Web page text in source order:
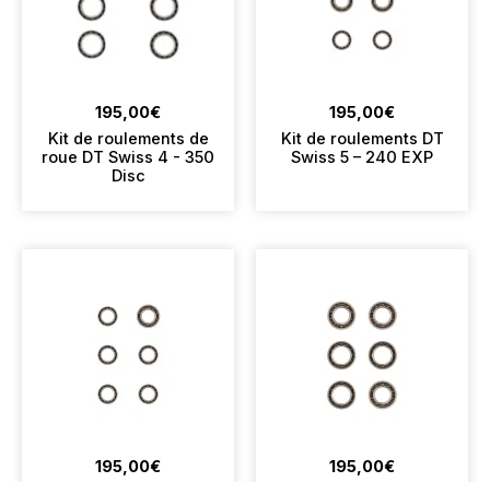
195,00€
Kit de roulements de
roue DT Swiss 4 - 350
Disc
195,00€
Kit de roulements DT
Swiss 5 – 240 EXP
195,00€
195,00€